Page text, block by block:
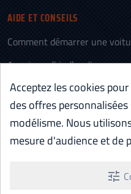
AIDE ET CONSEILS
Comment démarrer une
Appairage (bind)
L’histoire des voitures
Voiture RC électrique ou
Batterie RC LiPo vs NiMH :
Voir tous les articles d'Aide et
Acceptez les cookies
des offres
modélisme. Nous
mesure d'audience et de
tune